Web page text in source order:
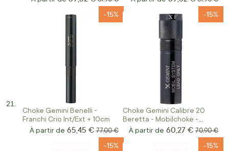
Choke Gemini Benelli -
Franchi Crio Int/Ext + 10cm
-15%
À partir de 65,45 € Prix normal
77,00 €
Choke Gemini Calibre 20
Beretta - Mobilchoke -
Benelli - Verney carron -
Chapui INT/EXT+20 70MM
-15%
À partir de 60,27 € Prix
70,90 €
-15% -15%